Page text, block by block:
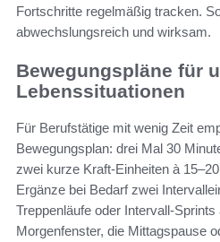
Fortschritte regelmäßig tracken.
abwechslungsreich und wirksam.
Bewegungspläne für
Lebenssituationen
Für Berufstätige mit wenig Zeit
Bewegungsplan: drei Mal 30
zwei kurze Kraft-Einheiten à
Ergänze bei Bedarf zwei
Treppenläufe oder Intervall-
Morgenfenster, die Mittagspause